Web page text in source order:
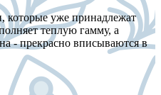
которые уже принадлежат
теплую гамму, а
- прекрасно вписываются в